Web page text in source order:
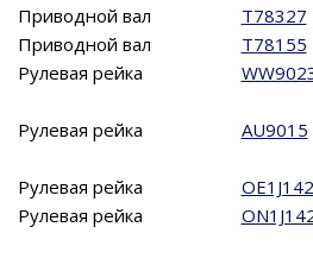
Приводной вал
T78327
Приводной вал
T78155
Рулевая рейка
Рулевая рейка
AU9015
Рулевая рейка
Рулевая рейка